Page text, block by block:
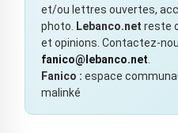
et/ou lettres ouvertes,
photo.
Lebanco.net reste
et opinions. Contactez-
fanico@lebanco.net
Fanico : espace
malinké